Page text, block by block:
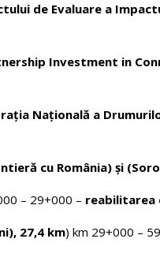
de Evaluare a
Investment in
Națională a
cu România) și
– 29+000 – reabilitarea
27,4 km) km 29+000 –